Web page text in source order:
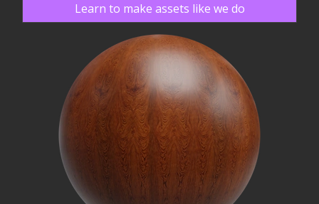
Learn to make assets like we do